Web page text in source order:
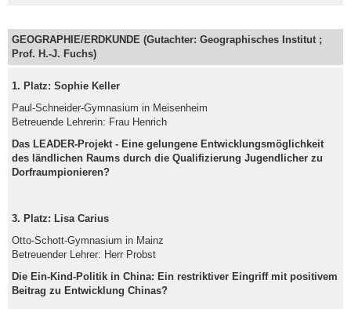
GEOGRAPHIE/ERDKUNDE (Gutachter: Geographisches Institut ;
Prof. H.-J. Fuchs)
1. Platz: Sophie Keller
Paul-Schneider-Gymnasium in Meisenheim
Betreuende Lehrerin: Frau Henrich
Das LEADER-Projekt - Eine gelungene Entwicklungsmöglichkeit
des ländlichen Raums durch die Qualifizierung Jugendlicher zu
Dorfraumpionieren?
3. Platz: Lisa Carius
Otto-Schott-Gymnasium in Mainz
Betreuender Lehrer: Herr Probst
Die Ein-Kind-Politik in China: Ein restriktiver Eingriff mit positivem
Beitrag zu Entwicklung Chinas?